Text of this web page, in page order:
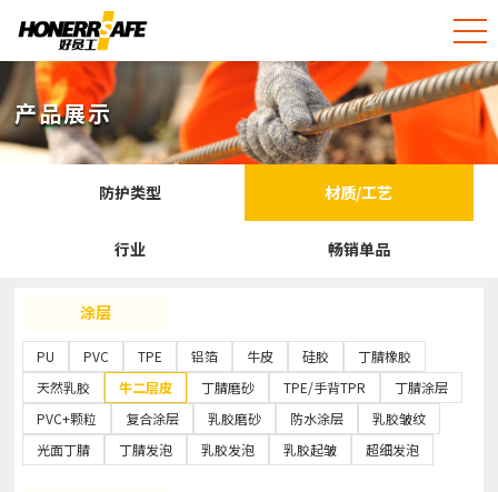
产品展示
防护类型 材质/工艺
行业 畅销单品
涂层
PU PVC TPE 铝箔 牛皮 硅胶
丁腈橡胶
天然乳胶
牛二层皮 丁腈磨砂 TPE/手背TPR
丁腈涂层
PVC+颗粒
复合涂层 乳胶磨砂 防水涂层
乳胶皱纹
光面丁腈
丁腈发泡 乳胶发泡 乳胶起皱 超细发泡